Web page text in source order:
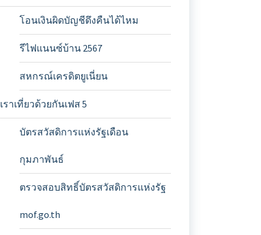
โอนเงินผิดบัญชีดึงคืนได้ไหม
รีไฟแนนซ์บ้าน 2567
สหกรณ์เครดิตยูเนี่ยน
เราเที่ยวด้วยกันเฟส 5
บัตรสวัสดิการแห่งรัฐเดือน
กุมภาพันธ์
ตรวจสอบสิทธิ์บัตรสวัสดิการแห่งรัฐ
mof.go.th